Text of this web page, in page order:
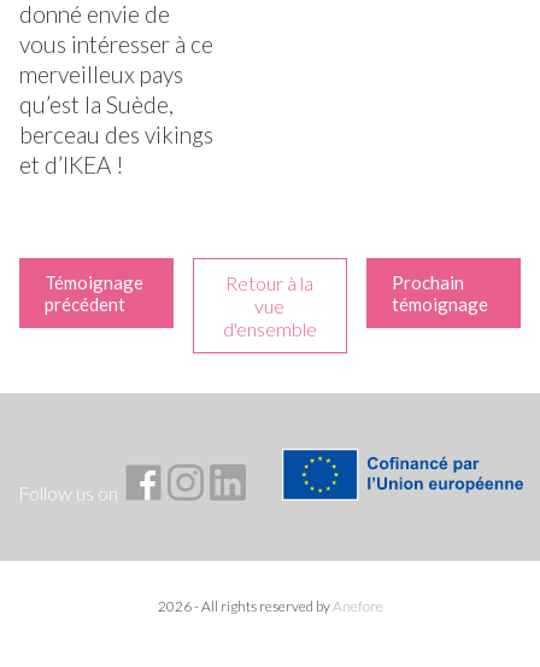
donné envie de
vous intéresser à ce
merveilleux pays
qu’est la Suède,
berceau des vikings
et d’IKEA !
Témoignage
précédent
Retour à la
vue
d'ensemble
Prochain
témoignage
Follow us on
2026 - All rights reserved by Anefore